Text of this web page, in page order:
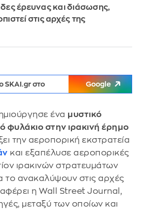
έρευνας και διάσωσης,
στις αρχές της
SKAI.gr στο Google
ένα μυστικό
φυλάκιο στην ιρακινή έρημο
την αεροπορική εκστρατεία
και εξαπέλυσε αεροπορικές
ιρακινών στρατευμάτων
το ανακαλύψουν στις αρχές
η Wall Street Journal,
μεταξύ των οποίων και